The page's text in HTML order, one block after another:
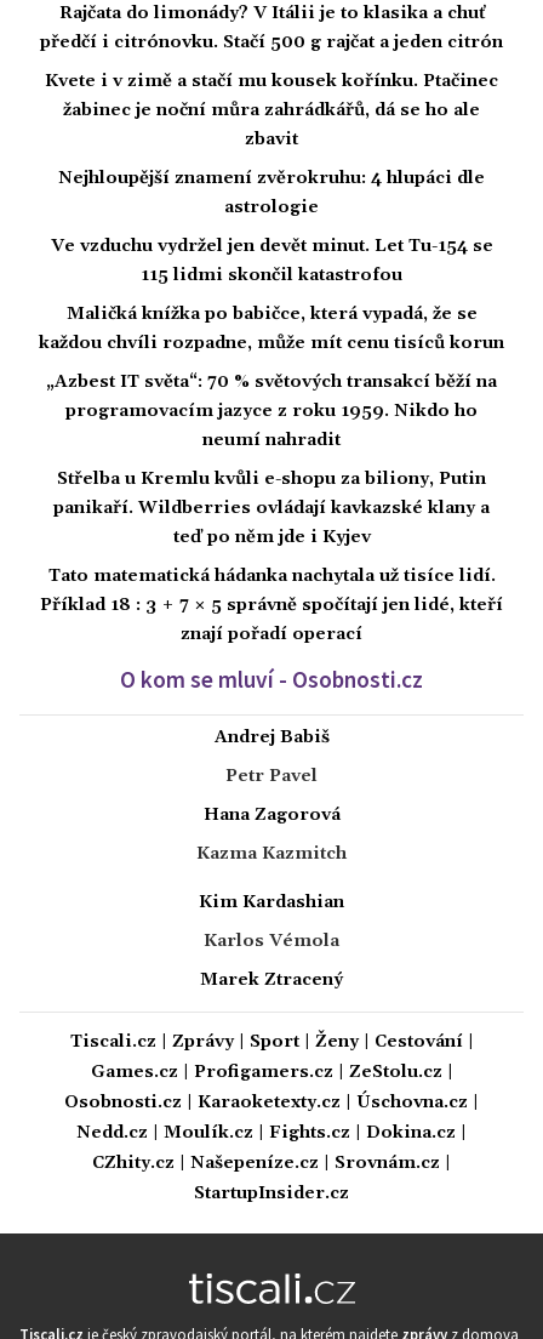
Rajčata do limonády? V Itálii je to klasika a chuť
předčí i citrónovku. Stačí 500 g rajčat a jeden citrón
Kvete i v zimě a stačí mu kousek kořínku. Ptačinec
žabinec je noční můra zahrádkářů, dá se ho ale
zbavit
Nejhloupější znamení zvěrokruhu: 4 hlupáci dle
astrologie
Ve vzduchu vydržel jen devět minut. Let Tu-154 se
115 lidmi skončil katastrofou
Maličká knížka po babičce, která vypadá, že se
každou chvíli rozpadne, může mít cenu tisíců korun
„Azbest IT světa“: 70 % světových transakcí běží na
programovacím jazyce z roku 1959. Nikdo ho
neumí nahradit
Střelba u Kremlu kvůli e-shopu za biliony, Putin
panikaří. Wildberries ovládají kavkazské klany a
teď po něm jde i Kyjev
Tato matematická hádanka nachytala už tisíce lidí.
Příklad 18 : 3 + 7 × 5 správně spočítají jen lidé, kteří
znají pořadí operací
O kom se mluví - Osobnosti.cz
Andrej Babiš
Petr Pavel
Hana Zagorová
Kazma Kazmitch
Kim Kardashian
Karlos Vémola
Marek Ztracený
Tiscali.cz Zprávy| Sport| Ženy| Cestování|
Games.cz
Profigamers.cz ZeStolu.cz
Osobnosti.cz
Karaoketexty.cz Úschovna.cz
Nedd.cz
Moulík.cz Fights.cz Dokina.cz
CZhity.cz
Našepeníze.cz Srovnám.cz
StartupInsider.cz
Tiscali.cz je český zpravodajský portál, na kterém najdete zprávy z domova